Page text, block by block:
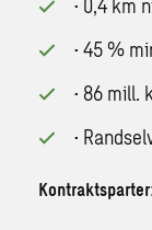
· 0,4 km
· 45 %
· 86 mill.
·